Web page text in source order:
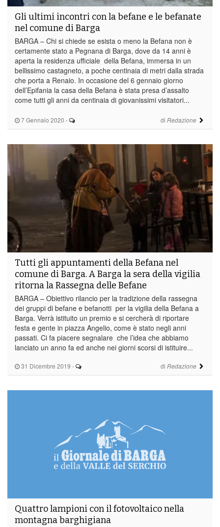
7 Gennaio 2020 - di Redazione
Gli ultimi incontri con la befane e le befanate
nel comune di Barga
BARGA – Chi si chiede se esista o meno la Befana non è
certamente stato a Pegnana di Barga, dove da 14 anni è
aperta la residenza ufficiale della Befana, immersa in un
bellissimo castagneto, a poche centinaia di metri dalla strada
che porta a Renaio. In occasione del 6 gennaio giorno
dell’Epifania la casa della Befana è stata presa d’assalto
come tutti gli anni da centinaia di giovanissimi visitatori...
31 Dicembre 2019 - di Redazione
Tutti gli appuntamenti della Befana nel
comune di Barga. A Barga la sera della vigilia
ritorna la Rassegna delle Befane
BARGA – Obiettivo rilancio per la tradizione della rassegna
dei gruppi di befane e befanotti per la vigilia della Befana a
Barga. Verrà istituito un premio e si cercherà di riportare
festa e gente in piazza Angelio, come è stato negli anni
passati. Ci fa piacere segnalare che l’idea che abbiamo
lanciato un anno fa ed anche nei giorni scorsi di istituire...
Quattro lampioni con il fotovoltaico nella
montagna barghigiana